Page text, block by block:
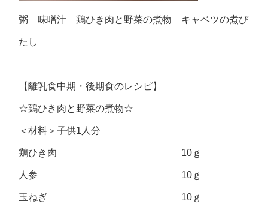
粥 味噌汁 鶏ひき肉と野菜の煮物 キャベツの煮び
たし
【離乳食中期・後期食のレシピ】
☆鶏ひき肉と野菜の煮物☆
＜材料＞子供1人分
鶏ひき肉 10ｇ
人参 10ｇ
玉ねぎ 10ｇ